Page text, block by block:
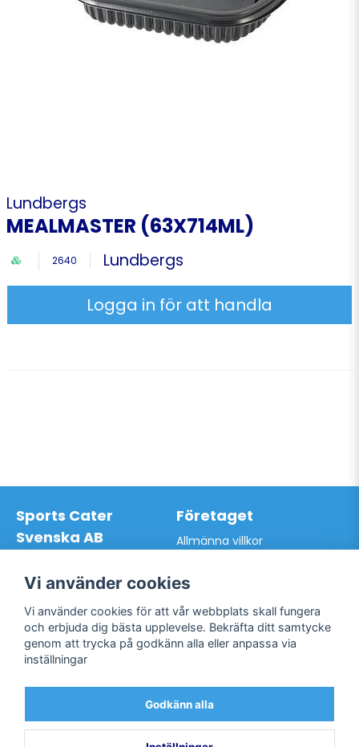
Lundbergs
MEALMASTER (63X714ML)
2640 Lundbergs
Logga in för att handla
Sports Cater
Svenska AB
Org.nr: 559024-7762
Mail:info@sportscater.se
Företaget
Allmänna villkor
Bli kund / Logga in
Support
Allmänna villkor
Kontakta oss
Facebook
Twitter
Vi använder cookies
Vi använder cookies för att vår webbplats skall fungera
och erbjuda dig bästa upplevelse. Bekräfta ditt samtycke
genom att trycka på godkänn alla eller anpassa via
inställningar
Godkänn alla